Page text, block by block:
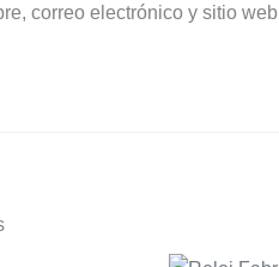
correo electrónico y sitio